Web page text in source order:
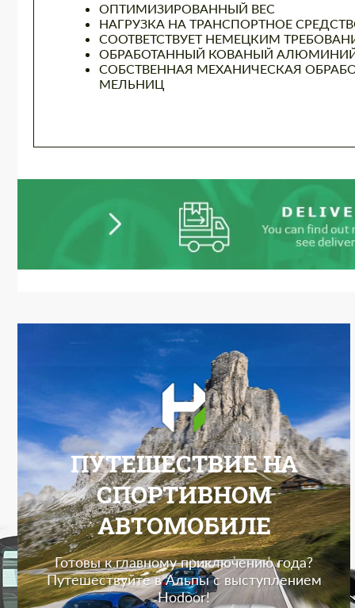
ОПТИМИЗИРОВАННЫЙ ВЕС
НАГРУЗКА НА ТРАНСПОРТНОЕ
СООТВЕТСТВУЕТ НЕМЕЦКИМ
ОБРАБОТАННЫЙ КОВАНЫЙ АЛЮМИНИЙ
СОБСТВЕННАЯ МЕХАНИЧЕСКАЯ
МЕЛЬНИЦ
ПУТЕШЕСТВИЕ НА
СПОРТИВНОМ
АВТОМОБИЛЕ
Готовы к главному приключению года?
Путешествуйте в Альпы с выступлением
Hodoor!